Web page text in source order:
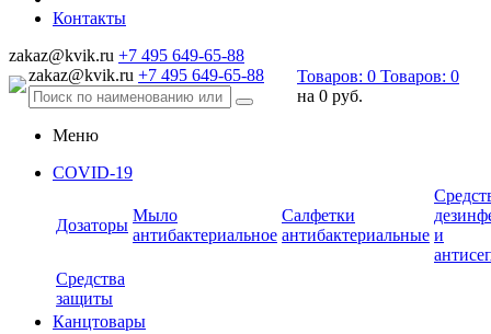
Контакты
zakaz@kvik.ru +7 495 649-65-88
zakaz@kvik.ru +7 495 649-65-88 Товаров: 0 Товаров: 0
на 0 руб.
Меню
COVID-19
Дозаторы
Мыло
антибактериальное
Салфетки
антибактериальные и
Средства
защиты
Канцтовары